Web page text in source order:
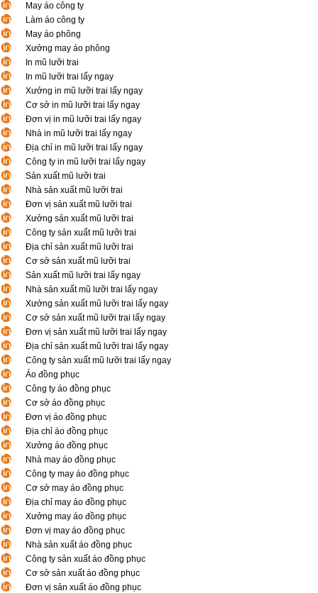
May áo công ty
Làm áo công ty
May áo phông
Xưởng may áo phông
In mũ lưỡi trai
In mũ lưỡi trai lấy ngay
Xưởng in mũ lưỡi trai lấy ngay
Cơ sở in mũ lưỡi trai lấy ngay
Đơn vị in mũ lưỡi trai lấy ngay
Nhà in mũ lưỡi trai lấy ngay
Địa chỉ in mũ lưỡi trai lấy ngay
Công ty in mũ lưỡi trai lấy ngay
Sản xuất mũ lưỡi trai
Nhà sản xuất mũ lưỡi trai
Đơn vị sản xuất mũ lưỡi trai
Xưởng sản xuất mũ lưỡi trai
Công ty sản xuất mũ lưỡi trai
Địa chỉ sản xuất mũ lưỡi trai
Cơ sở sản xuất mũ lưỡi trai
Sản xuất mũ lưỡi trai lấy ngay
Nhà sản xuất mũ lưỡi trai lấy ngay
Xưởng sản xuất mũ lưỡi trai lấy ngay
Cơ sở sản xuất mũ lưỡi trai lấy ngay
Đơn vị sản xuất mũ lưỡi trai lấy ngay
Địa chỉ sản xuất mũ lưỡi trai lấy ngay
Công ty sản xuất mũ lưỡi trai lấy ngay
Áo đồng phục
Công ty áo đồng phục
Cơ sở áo đồng phục
Đơn vị áo đồng phục
Địa chỉ áo đồng phục
Xưởng áo đồng phục
Nhà may áo đồng phục
Công ty may áo đồng phục
Cơ sở may áo đồng phục
Địa chỉ may áo đồng phục
Xưởng may áo đồng phục
Đơn vị may áo đồng phục
Nhà sản xuất áo đồng phục
Công ty sản xuất áo đồng phục
Cơ sở sản xuất áo đồng phục
Đơn vị sản xuất áo đồng phục